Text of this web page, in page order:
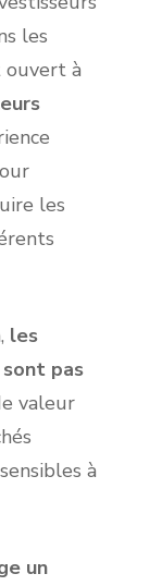
les
ouvert à
les
les
pas
valeur
à
un